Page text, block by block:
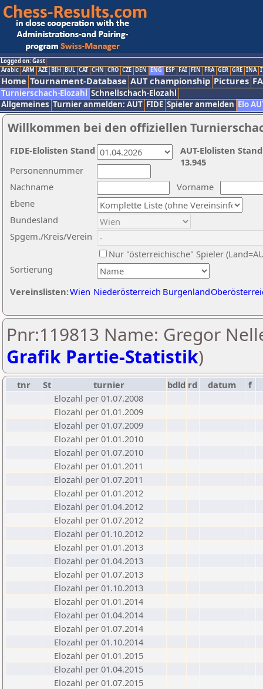
Logged on: Gast
Arabic ARM AZE BIH BUL CAT CHN CRO CZE DEN ENG ESP FAI FIN FRA GER GRE INA
Home Tournament-Database AUT championship Pictures
Turnierschach-Elozahl Schnellschach-Elozahl
Allgemeines Turnier anmelden: AUT FIDE Spieler anmelden Elo
Willkommen bei den offiziellen
Nachname
Vorname
Ebene
Sortierung
Personennummer
Bundesland
Spgem./Kreis/Verein
Nur "österreichische" Spieler
Vereinslisten:Wien Niederösterreich Burgenland
AUT-Elolisten
13.945
FIDE-Elolisten Stand
Pnr:119813 Name: Gregor
Grafik Partie-Statistik)
tnr St turnier bdld rd datum f
Elozahl per 01.07.2008
Elozahl per 01.01.2009
Elozahl per 01.07.2009
Elozahl per 01.01.2010
Elozahl per 01.07.2010
Elozahl per 01.01.2011
Elozahl per 01.07.2011
Elozahl per 01.01.2012
Elozahl per 01.04.2012
Elozahl per 01.07.2012
Elozahl per 01.10.2012
Elozahl per 01.01.2013
Elozahl per 01.04.2013
Elozahl per 01.07.2013
Elozahl per 01.10.2013
Elozahl per 01.01.2014
Elozahl per 01.04.2014
Elozahl per 01.07.2014
Elozahl per 01.10.2014
Elozahl per 01.01.2015
Elozahl per 01.04.2015
Elozahl per 01.07.2015